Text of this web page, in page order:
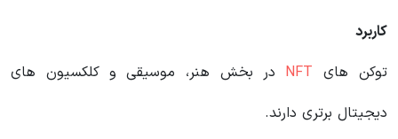
کاربرد
توکن های NFT در بخش هنر، موسیقی و کلکسیون های
دیجیتال برتری دارند.